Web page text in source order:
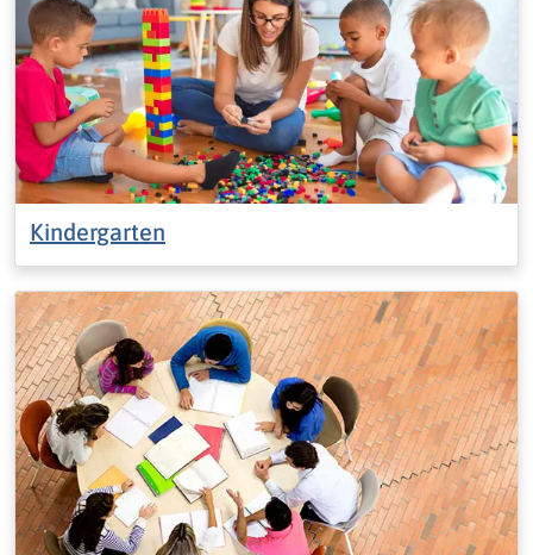
Kindergarten